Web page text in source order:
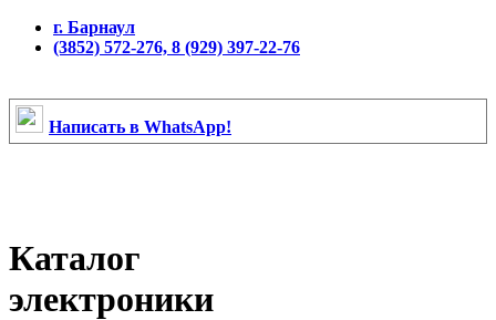
г. Барнаул
(3852) 572-276, 8 (929) 397-22-76
Написать в WhatsApp!
Каталог
электроники